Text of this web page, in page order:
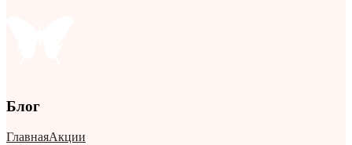
Блог
ГлавнаяАкции